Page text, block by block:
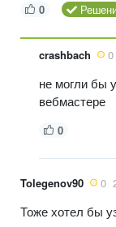
0
crashbach 0
не могли бы
вебмастере
0
Tolegenov90 0
Тоже хотел бы